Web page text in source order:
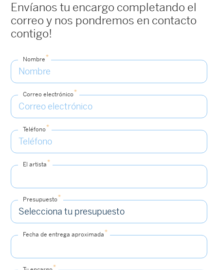
Envíanos tu encargo completando el
correo y nos pondremos en contacto
contigo!
Nombre*
Correo electrónico*
Teléfono*
El artista*
Presupuesto*
Fecha de entrega aproximada*
*